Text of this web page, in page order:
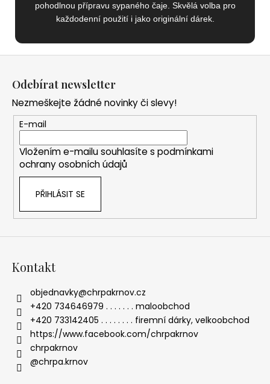
pohodlnou přípravu sypaného čaje. Skvělá volba pro
každodenní použití i jako originální dárek.
Odebírat newsletter
Nezmeškejte žádné novinky či slevy!
E-mail
Vložením e-mailu souhlasíte s podmínkami
ochrany osobních údajů
PŘIHLÁSIT SE
Kontakt
objednavky@chrpakrnov.cz
+420 734646979 . . . . . . . maloobchod
+420 733142405 . . . . . . . . firemní dárky, velkoobchod
https://www.facebook.com/chrpakrnov
chrpakrnov
@chrpa.krnov